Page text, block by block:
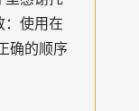
：使用在
确的顺序